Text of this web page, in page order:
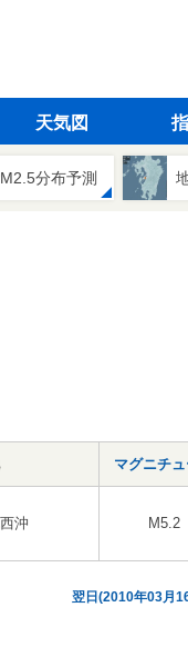
天気図
分布予測
マグニチ
沖 M5.2
翌日(2010年03月